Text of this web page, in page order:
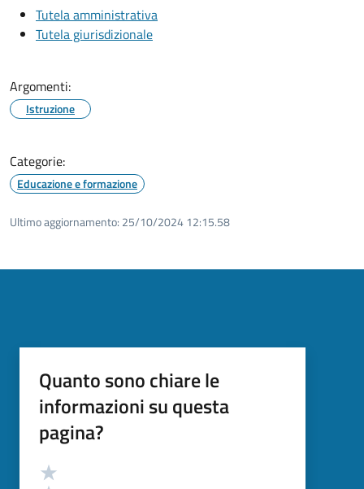
Tutela amministrativa
Tutela giurisdizionale
Argomenti:
Istruzione
Categorie:
Educazione e formazione
Ultimo aggiornamento: 25/10/2024 12:15.58
Quanto sono chiare le
informazioni su questa
pagina?
Valutazione